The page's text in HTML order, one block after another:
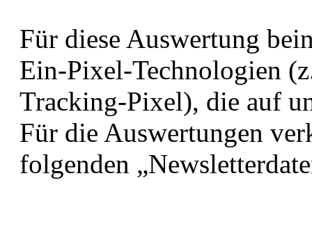
Für diese Auswertung
Ein-Pixel-Technologien
Tracking-Pixel), die auf
Für die Auswertungen
folgenden